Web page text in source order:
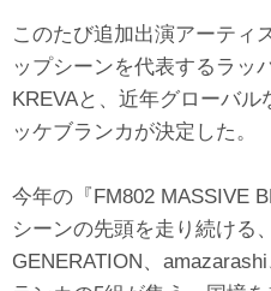
このたび追加出演アーティ
ップシーンを代表するラッ
KREVAと、近年グローバ
ッケブランカが決定した。
今年の『FM802 MASSIVE
シーンの先頭を走り続ける
GENERATION、